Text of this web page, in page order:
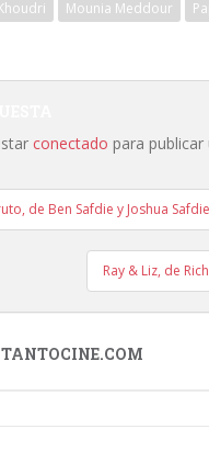
Mounia Meddour
conectado para
de Ben Safdie y Joshua Safdie
Ray & Liz, de